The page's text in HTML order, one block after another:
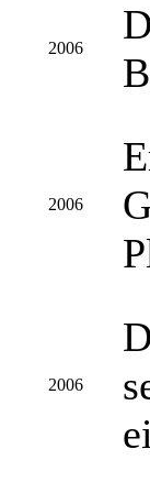
2006
2006
2006